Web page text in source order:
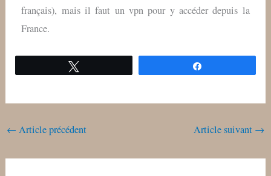
français), mais il faut un vpn pour y accéder depuis la
France.
← Article précédent Article suivant →